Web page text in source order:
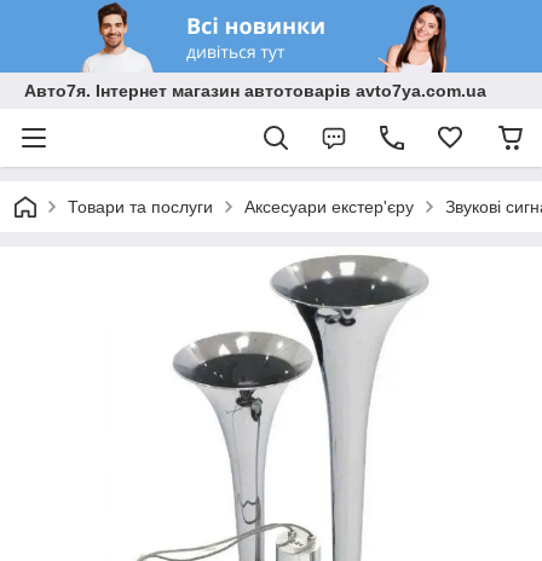
Авто7я. Інтернет магазин автотоварів avto7ya.com.ua
Товари та послуги Аксесуари екстер'єру Звукові